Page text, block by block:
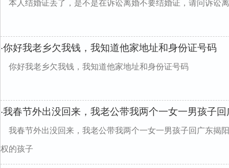
本人结婚证丢了，是不是在诉讼离婚不要结婚证，请问诉讼
·你好我老乡欠我钱，我知道他家地址和身份证号码
你好我老乡欠我钱，我知道他家地址和身份证号码
·我春节外出没回来，我老公带我两个一女一男孩子
我春节外出没回来，我老公带我两个一女一男孩子回广东揭
权的孩子